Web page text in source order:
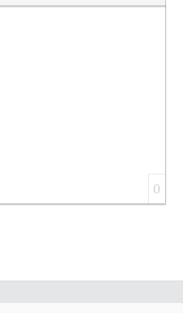
0